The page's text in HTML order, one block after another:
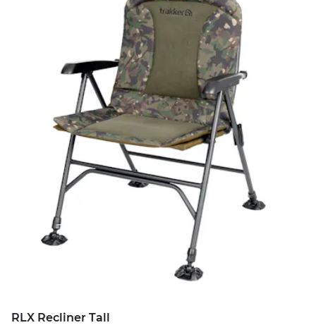
RLX Recliner Tall